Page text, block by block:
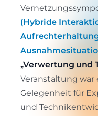
(Hybride
„Verwertung und
Veranstaltung war
Gelegenheit für
und